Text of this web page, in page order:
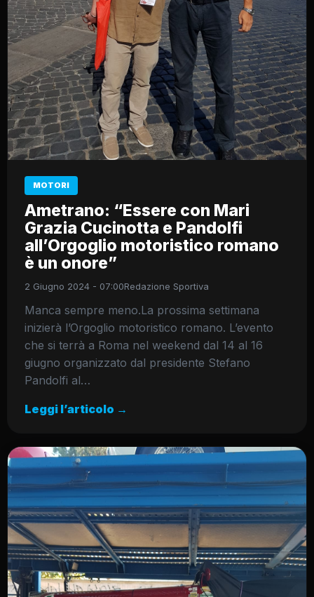
MOTORI
Ametrano: “Essere con Mari
Grazia Cucinotta e Pandolfi
all’Orgoglio motoristico romano
è un onore”
2 Giugno 2024 - 07:00Redazione Sportiva
Manca sempre meno.La prossima settimana
inizierà l’Orgoglio motoristico romano. L’evento
che si terrà a Roma nel weekend dal 14 al 16
giugno organizzato dal presidente Stefano
Pandolfi al…
Leggi l’articolo →